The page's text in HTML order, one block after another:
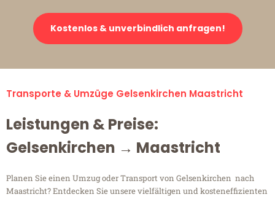
Kostenlos & unverbindlich anfragen!
Transporte & Umzüge Gelsenkirchen Maastricht
Leistungen & Preise:
Gelsenkirchen → Maastricht
Planen Sie einen Umzug oder Transport von Gelsenkirchen nach
Maastricht? Entdecken Sie unsere vielfältigen und kosteneffizienten